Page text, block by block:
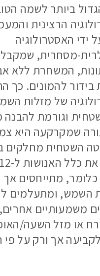
ביותר לשמה
הרצינית
ידי האסטרולוגיה
מסחרית,
המשחרת ללא
בידור להמונים. כך
של מזלות
וגורמת להבנה
שמקרקעה היא
השטחית מחלקים
כלומר, מתייחסים אך
השמש, ומתעלמים
משמעותיים אחרים,
או מזל השעה/
אך ורק על פי